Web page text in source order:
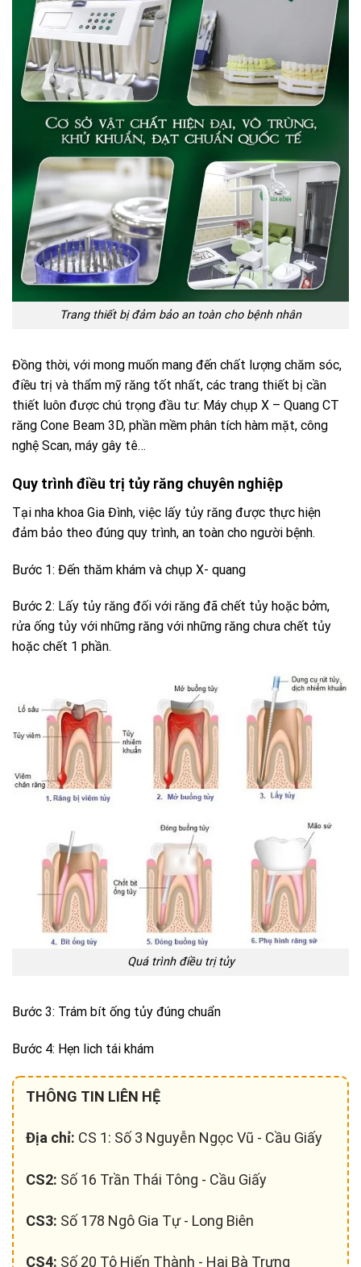
Trang thiết bị đảm bảo an toàn cho bệnh nhân
Đồng thời, với mong muốn mang đến chất lượng chăm sóc,
điều trị và thẩm mỹ răng tốt nhất, các trang thiết bị cần
thiết luôn được chú trọng đầu tư: Máy chụp X – Quang CT
răng Cone Beam 3D, phần mềm phân tích hàm mặt, công
nghệ Scan, máy gây tê…
Quy trình điều trị tủy răng chuyên nghiệp
Tại nha khoa Gia Đình, việc lấy tủy răng được thực hiện
đảm bảo theo đúng quy trình, an toàn cho người bệnh.
Bước 1: Đến thăm khám và chụp X- quang
Bước 2: Lấy tủy răng đối với răng đã chết tủy hoặc bởm,
rửa ống tủy với những răng với những răng chưa chết tủy
hoặc chết 1 phần.
Quá trình điều trị tủy
Bước 3: Trám bít ống tủy đúng chuẩn
Bước 4: Hẹn lich tái khám
THÔNG TIN LIÊN HỆ
Địa chỉ: CS 1: Số 3 Nguyễn Ngọc Vũ - Cầu Giấy
CS2: Số 16 Trần Thái Tông - Cầu Giấy
CS3: Số 178 Ngô Gia Tự - Long Biên
CS4: Số 20 Tô Hiến Thành - Hai Bà Trưng